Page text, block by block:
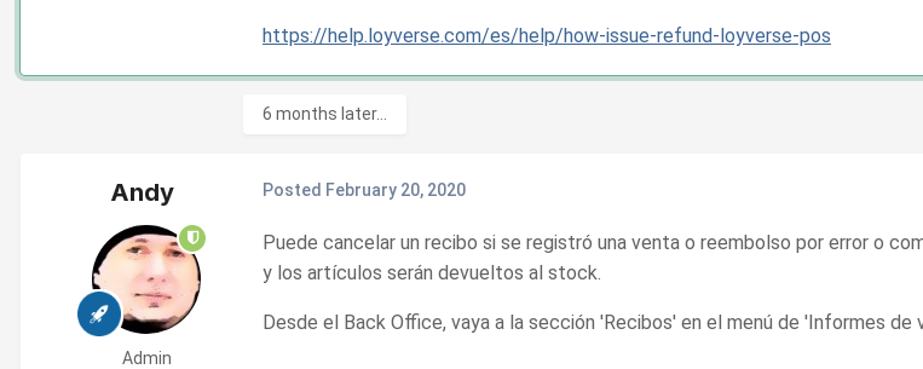
https://help.loyverse.com/es/help/how-issue-refund-loyverse-pos
6 months later...
Andy
Admin
Posted February 20, 2020
Puede cancelar un recibo si se registró una venta o reembolso por error o
y los artículos serán devueltos al stock.
Desde el Back Office, vaya a la sección 'Recibos' en el menú de 'Informes de